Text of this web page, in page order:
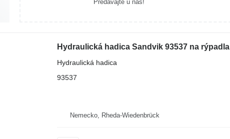
Predávajte u nás!
Hydraulická hadica Sandvik 93537 na rýpadla
Hydraulická hadica
93537
Nemecko, Rheda-Wiedenbrück